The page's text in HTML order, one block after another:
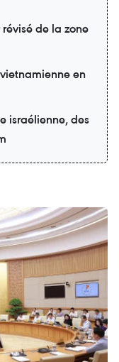
de la zone
en
israélienne, des